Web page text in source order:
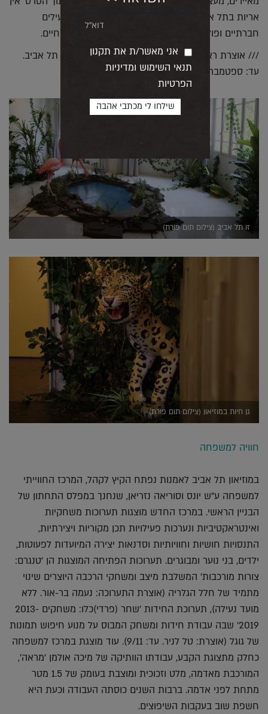
אריות בתל אביב', ראיונות מתועדים עם וטרינרים, פעילים
חברתיים ופוליטיים בתחום בעלי החיים ומצילי בעלי חיים.
/// אוצרת ראשית: איילת ביתן שלונסקי. ביאליק 27, תל אביב.
עד: ספטמבר 2019.
זו תל אביב (צילום תום פורת)
גן חיות במוזיאון (צילום תום פורת)
חוויה למשפחה
במוזיאון תל אביב לאמנות נפתח הקיץ לקהל, המרכז החווייתי
למשפחה ע"ש יונס וסוריאה נזריאן, שנחנך במפלס התחתון של
הבניין הראשי. במרכז החדש מוצגות תערוכות משחקיות
ואינטראקטיביות ונערכות פעילויות תכן מקוריות ויצירתיות,
התנסויות חושיות וחוויותיות וסדנאות יצירה המיועדות לפעוטות,
ילדים, בני נוער ומבוגרים. תערוכות הפתיחה המוצגות הן 'טנגרם:
צורות מורכבות' המשלבת מיצב ומשחקי הרכבה היוצרים שינוי
מתמיד של חלל הגלריה (אוצרת התערוכה: נעמה בר-אור. ללא
מועד נעילה), תערוכת החידות 'שחר (פרדי)כלו: משחקים 2013-
2019' שבה עבודת חידות ומשחק המבוס על מנוע חיפוש תמונות
של גוגל (אוצרת: טל לניר. עד: 9/11). עוד מוצגת במרכז למשפחה
כחלק מתצוגת הקבע, עבודתו הוותיקה של מיכה אולמן 'מראה',
המורכבת מאדמה, מלט וזכוכית ומוצבת בעומק של 1.5 מטר
מתחת לפני אדמה. ברבות השנים כוסתה העבודה וכעת היא
חשפת שוב בעקבות השיפוצים.
אני מאשר/ת את תקנון
תנאי השימוש ומדיניות
הפרטיות